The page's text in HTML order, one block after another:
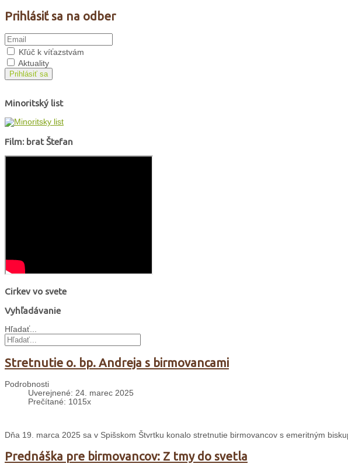
Prihlásiť sa na odber
Kľúč k víťazstvám
Aktuality
Prihlásiť sa
Minoritský list
Film: brat Štefan
Cirkev vo svete
Vyhľadávanie
Hľadať...
Stretnutie o. bp. Andreja s birmovancami
Podrobnosti
Uverejnené: 24. marec 2025
Prečítané: 1015x
Dňa 19. marca 2025 sa v Spišskom Štvrtku konalo stretnutie birmovancov s emeritným
Prednáška pre birmovancov: Z tmy do svetla